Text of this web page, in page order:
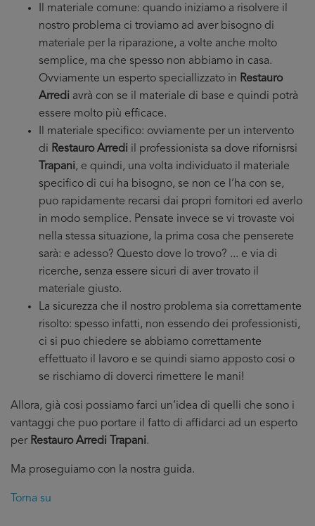
Il materiale comune: quando iniziamo a risolvere il
nostro problema ci troviamo ad aver bisogno di
materiale per la riparazione, a volte anche molto
semplice, ma che spesso non abbiamo in casa.
Ovviamente un esperto speciallizzato in Restauro
Arredi avrà con se il materiale di base e quindi potrà
essere molto più efficace.
Il materiale specifico: ovviamente per un intervento
di Restauro Arredi il professionista sa dove rifornisrsi
Trapani, e quindi, una volta individuato il materiale
specifico di cui ha bisogno, se non ce l’ha con se,
puo rapidamente recarsi dai propri fornitori ed averlo
in modo semplice. Pensate invece se vi trovaste voi
nella stessa situazione, la prima cosa che penserete
sarà: e adesso? Questo dove lo trovo? ... e via di
ricerche, senza essere sicuri di aver trovato il
materiale giusto.
La sicurezza che il nostro problema sia correttamente
risolto: spesso infatti, non essendo dei professionisti,
ci si puo chiedere se abbiamo correttamente
effettuato il lavoro e se quindi siamo apposto cosi o
se rischiamo di doverci rimettere le mani!
Allora, già cosi possiamo farci un’idea di quelli che sono i
vantaggi che puo portare il fatto di affidarci ad un esperto
per Restauro Arredi Trapani.
Ma proseguiamo con la nostra guida.
Torna su